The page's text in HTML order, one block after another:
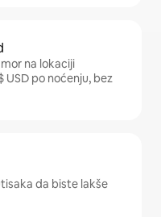
na lokaciji
USD po noćenju, bez
da biste lakše